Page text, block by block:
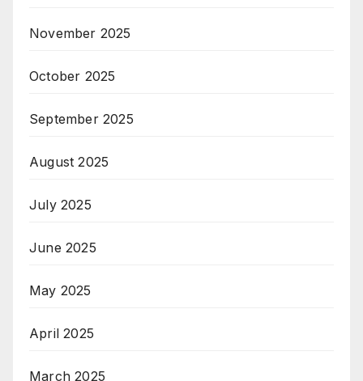
November 2025
October 2025
September 2025
August 2025
July 2025
June 2025
May 2025
April 2025
March 2025